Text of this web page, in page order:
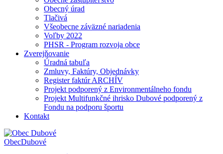
Obecný úrad
Tlačivá
Všeobecne záväzné nariadenia
Voľby 2022
PHSR - Program rozvoja obce
Zverejňovanie
Úradná tabuľa
Zmluvy, Faktúry, Objednávky
Register faktúr ARCHÍV
Projekt podporený z Environmentálneho fondu
Projekt Multifunkčné ihrisko Dubové podporený z
Fondu na podporu športu
Kontakt
ObecDubové